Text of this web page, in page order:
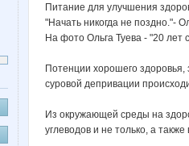
Питание для улучшения
"Начать никогда не поздно."-
На фото Ольга Туева - "20 лет
Потенции хорошего
суровой депривации
Из окружающей среды на
углеводов и не только, а